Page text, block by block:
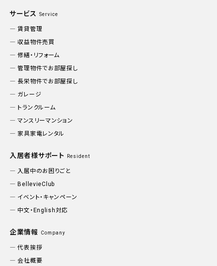
サービス Service
賃貸管理
収益物件売買
修繕・リフォーム
管理物件でお部屋探し
長栄物件でお部屋探し
ガレージ
トランクルーム
マンスリーマンション
家具家電レンタル
入居者様サポート Resident
入居中のお困りごと
BellevieClub
イベント・キャンペーン
中文・English対応
企業情報 Company
代表挨拶
会社概要